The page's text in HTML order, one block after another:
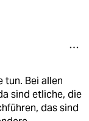
tun. Bei allen
sind etliche, die
das sind